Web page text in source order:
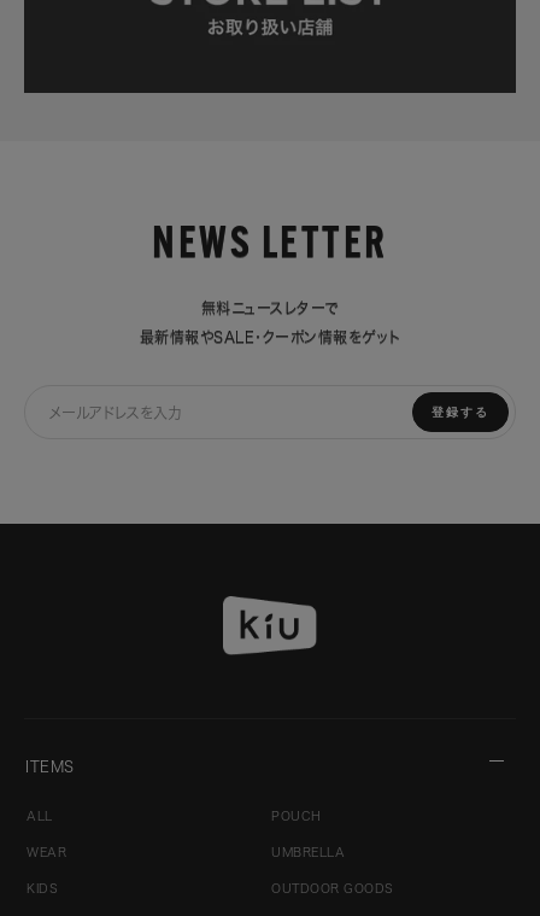
NEWS LETTER
無料ニュースレターで
最新情報やSALE・クーポン情報をゲット
登録する
ITEMS
ALL
WEAR
KIDS
POUCH
UMBRELLA
OUTDOOR GOODS